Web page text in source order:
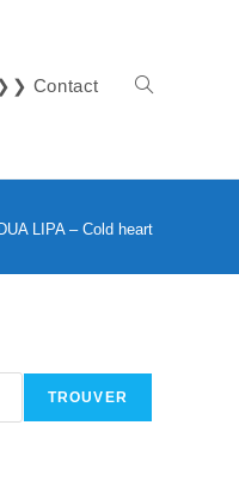
Contact Toggle
LIPA – Cold heart
TROUVER